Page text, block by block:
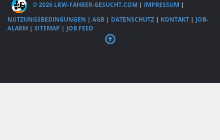
© 2026 LKW-FAHRER-GESUCHT.COM | IMPRESSUM |
NUTZUNGSBEDINGUNGEN | AGB | DATENSCHUTZ | KONTAKT | JOB-
ALARM | SITEMAP | JOB FEED